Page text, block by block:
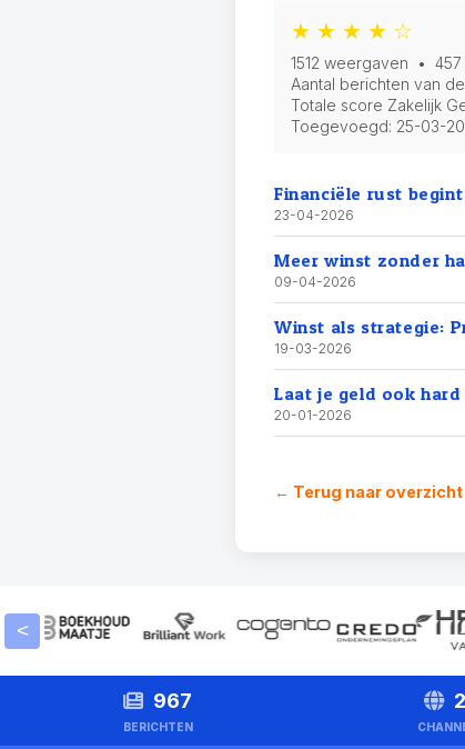
★ ★ ★ ★ ☆
1512 weergaven • 457
Aantal berichten van
Totale score Zakelijk
Toegevoegd: 25-03-
Financiële rust
23-04-2026
Meer winst zonder
09-04-2026
Winst als strategie:
19-03-2026
Laat je geld ook
20-01-2026
← Terug naar overzicht
<
967
BERICHTEN